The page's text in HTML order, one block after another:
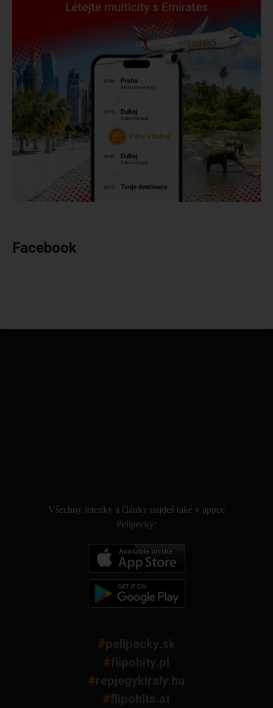
Facebook
Všechny letenky a články najdeš také v appce
Pelipecky:
#pelipecky.sk
#flipohity.pl
#repjegykiraly.hu
#flipohits.at